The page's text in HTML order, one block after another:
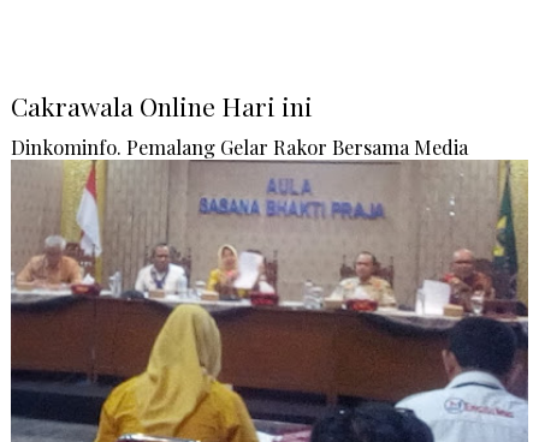
Cakrawala Online Hari ini
Dinkominfo. Pemalang Gelar Rakor Bersama Media